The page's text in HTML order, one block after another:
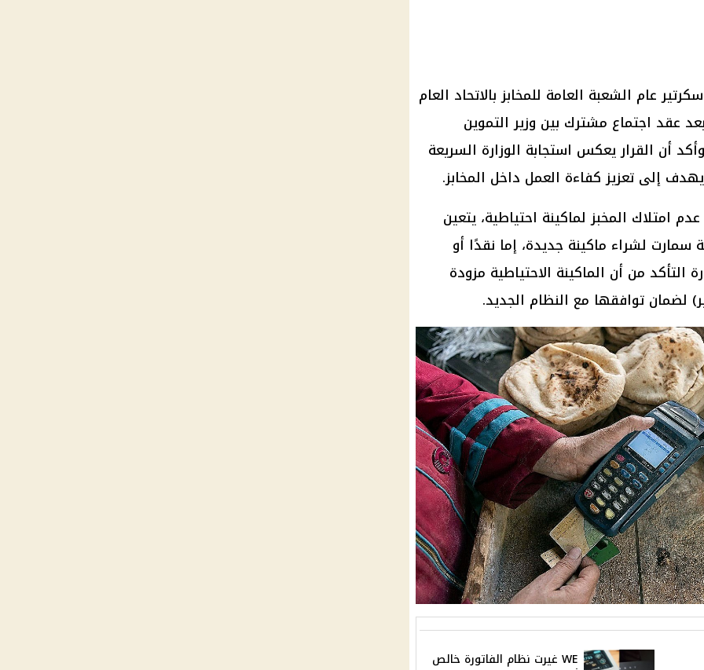
عام الشعبة العامة للمخابز بالاتحاد العام
عقد اجتماع مشترك بين وزير التموين
أن القرار يعكس استجابة الوزارة السريعة
إلى تعزيز كفاءة العمل داخل المخابز.
امتلاك المخبز لماكينة احتياطية، يتعين
لشراء ماكينة جديدة، إما نقدًا أو
من أن الماكينة الاحتياطية مزودة
لضمان توافقها مع النظام الجديد.
WE غيرت نظام الفاتورة خالص